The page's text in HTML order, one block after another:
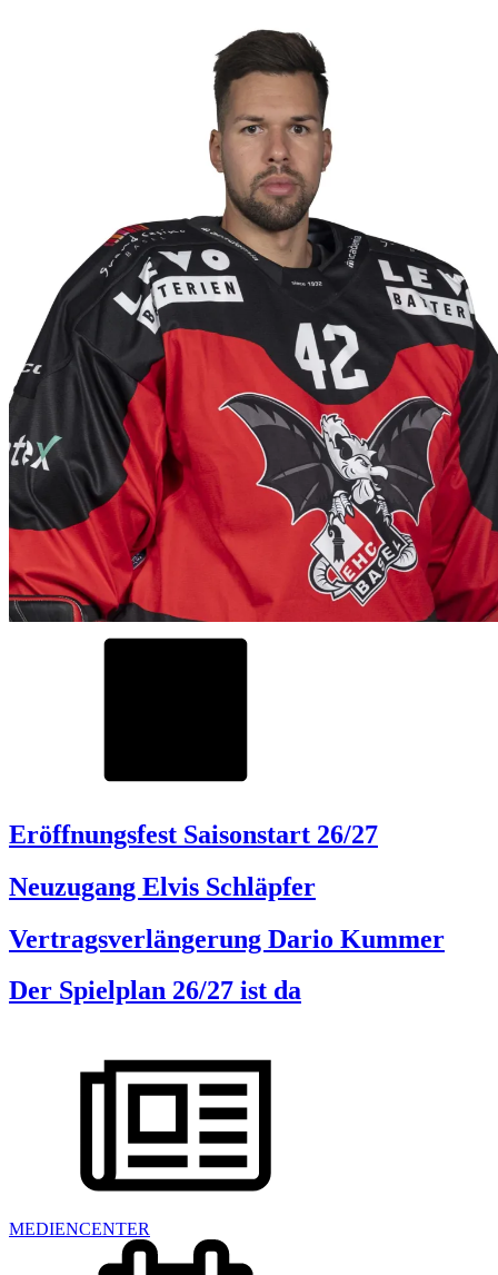
Eröffnungsfest Saisonstart 26/27
Neuzugang Elvis Schläpfer
Vertragsverlängerung Dario Kummer
Der Spielplan 26/27 ist da
MEDIENCENTER